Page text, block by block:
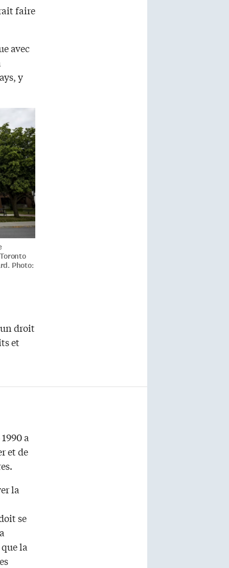
faire
avec
y
Photo:
droit
et
a
et de
la
se
la